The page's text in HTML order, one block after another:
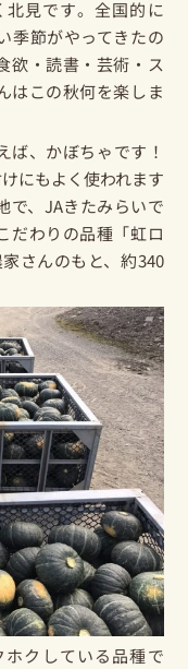
見です。全国的に
季節がやってきたの
欲・読書・芸術・ス
はこの秋何を楽しま
、 かぼちゃです！
にもよく使われます
で、JAきたみらいで
だわりの品種「虹ロ
さんのもと、約340
ホクしている品種で